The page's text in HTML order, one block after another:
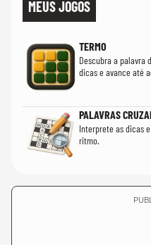
MEUS JOGOS
TERMO
Descubra a palavra
dicas e avance até
PALAVRAS
Interprete as dicas
ritmo.